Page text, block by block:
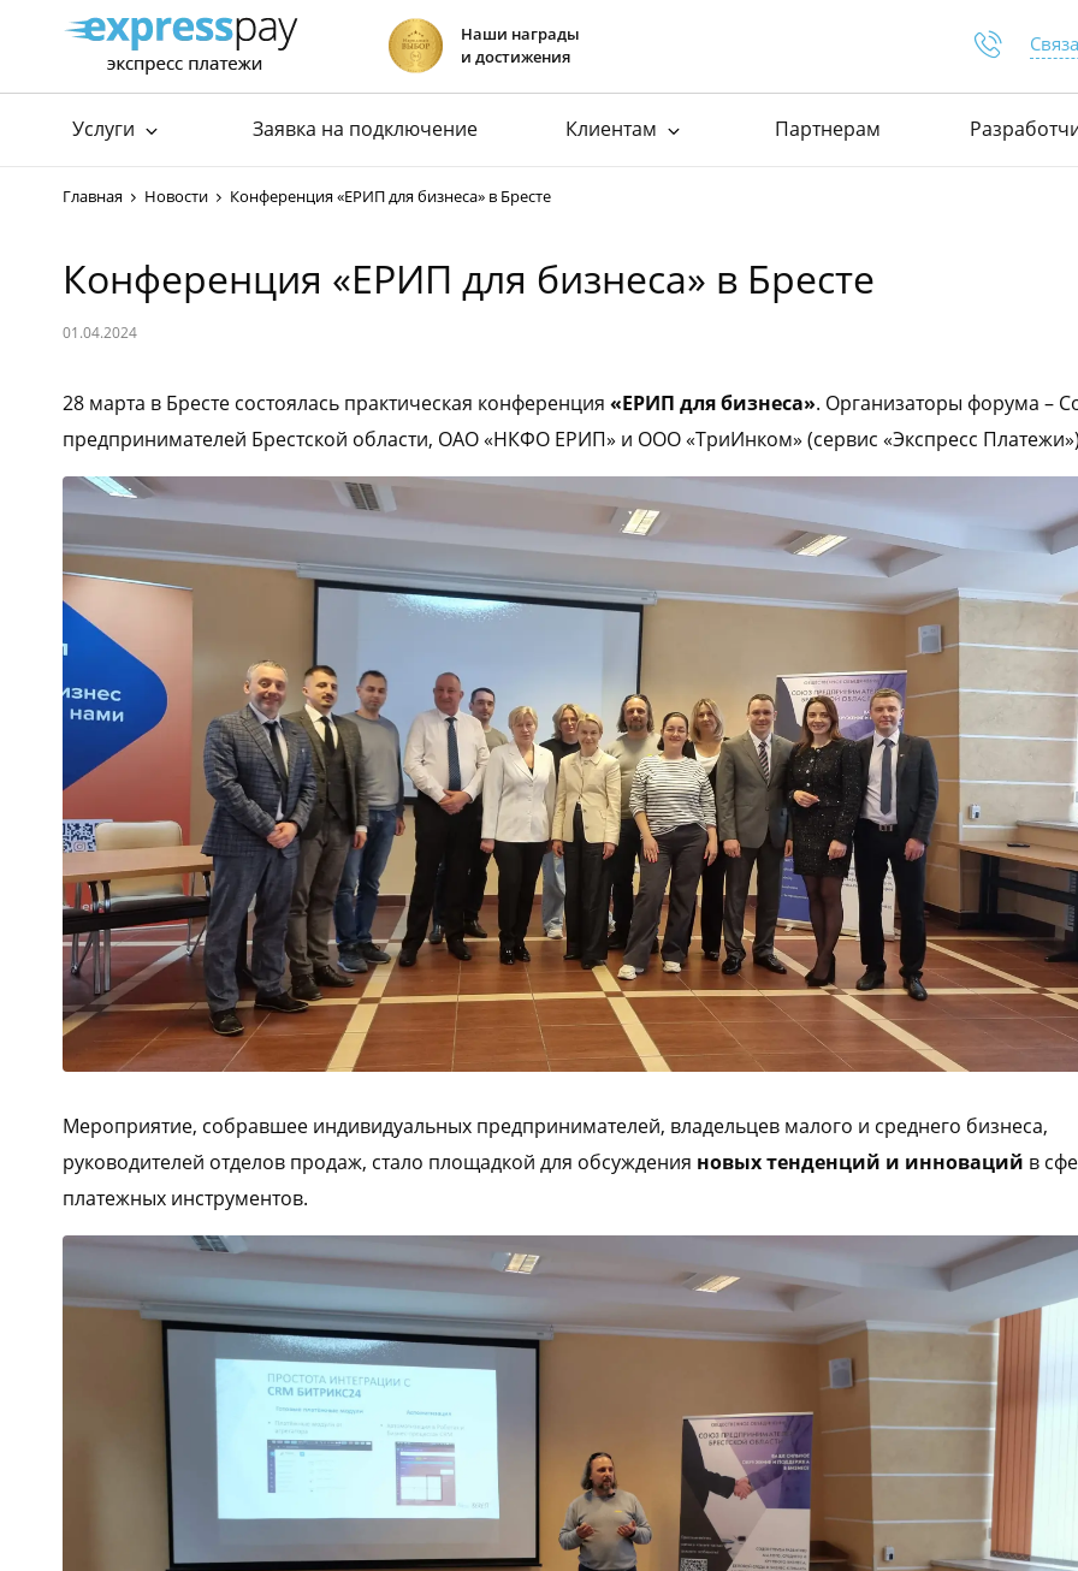
Наши награды
и достижения
Отдел
Услуги
Хостинг сайтов для платежей
хит
Заявка на подключение Клиентам
Документы
Партнерам
Главная Новости Конференция «ЕРИП для бизнеса» в Бресте
Конференция «ЕРИП для бизнеса» в Бресте
01.04.2024
28 марта в Бресте состоялась практическая конференция «ЕРИП для бизнеса». Организаторы форума –
предпринимателей Брестской области, ОАО «НКФО ЕРИП» и ООО «ТриИнком» (сервис «Экспресс
Мероприятие, собравшее индивидуальных предпринимателей, владельцев малого и среднего бизнеса,
руководителей отделов продаж, стало площадкой для обсуждения новых тенденций и инноваций в
платежных инструментов.